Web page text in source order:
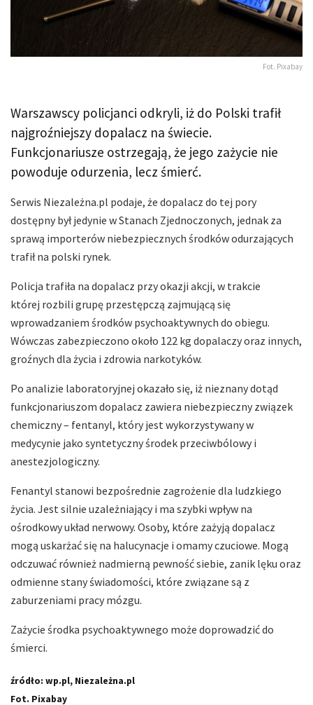
Fot. Pixabay
Warszawscy policjanci odkryli, iż do Polski trafił
najgroźniejszy dopalacz na świecie.
Funkcjonariusze ostrzegają, że jego zażycie nie
powoduje odurzenia, lecz śmierć.
Serwis Niezależna.pl podaje, że dopalacz do tej pory
dostępny był jedynie w Stanach Zjednoczonych, jednak za
sprawą importerów niebezpiecznych środków odurzających
trafił na polski rynek.
Policja trafiła na dopalacz przy okazji akcji, w trakcie
której rozbili grupę przestępczą zajmującą się
wprowadzaniem środków psychoaktywnych do obiegu.
Wówczas zabezpieczono około 122 kg dopalaczy oraz innych,
groźnych dla życia i zdrowia narkotyków.
Po analizie laboratoryjnej okazało się, iż nieznany dotąd
funkcjonariuszom dopalacz zawiera niebezpieczny związek
chemiczny – fentanyl, który jest wykorzystywany w
medycynie jako syntetyczny środek przeciwbólowy i
anestezjologiczny.
Fenantyl stanowi bezpośrednie zagrożenie dla ludzkiego
życia. Jest silnie uzależniający i ma szybki wpływ na
ośrodkowy układ nerwowy. Osoby, które zażyją dopalacz
mogą uskarżać się na halucynacje i omamy czuciowe. Mogą
odczuwać również nadmierną pewność siebie, zanik lęku oraz
odmienne stany świadomości, które związane są z
zaburzeniami pracy mózgu.
Zażycie środka psychoaktywnego może doprowadzić do
śmierci.
źródło: wp.pl, Niezależna.pl
Fot. Pixabay